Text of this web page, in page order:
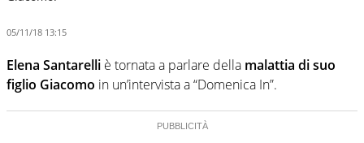
05/11/18 13:15
Elena Santarelli è tornata a parlare della malattia di suo
figlio Giacomo in un’intervista a “Domenica In”.